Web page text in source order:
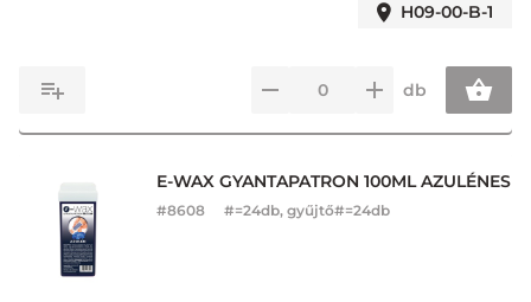
H09-00-B-1
db
E-WAX GYANTAPATRON 100ML AZULÉNES
#8608 #=24db, gyűjtő#=24db